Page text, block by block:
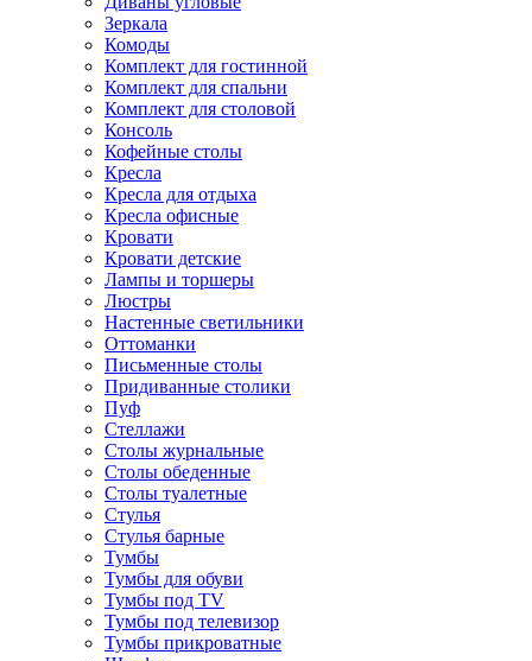
Зеркала
Комоды
Комплект для гостинной
Комплект для спальни
Комплект для столовой
Консоль
Кофейные столы
Кресла
Кресла для отдыха
Кресла офисные
Кровати
Кровати детские
Лампы и торшеры
Люстры
Настенные светильники
Оттоманки
Письменные столы
Придиванные столики
Пуф
Стеллажи
Столы журнальные
Столы обеденные
Столы туалетные
Стулья
Стулья барные
Тумбы
Тумбы для обуви
Тумбы под TV
Тумбы под телевизор
Тумбы прикроватные